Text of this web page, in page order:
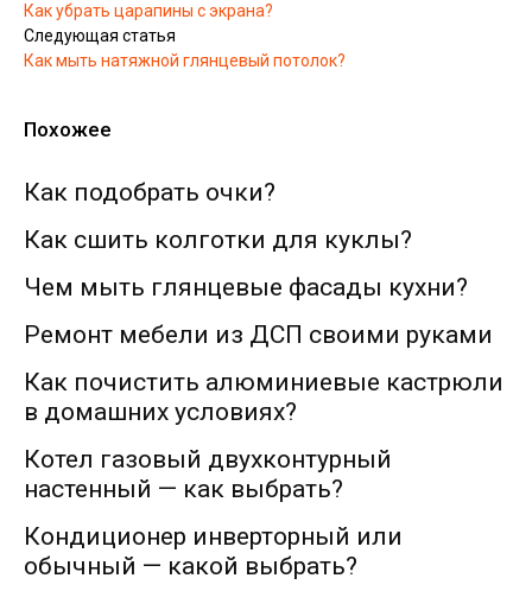
Как убрать царапины с экрана?
Следующая статья
Как мыть натяжной глянцевый потолок?
Похожее
Как подобрать очки?
Как сшить колготки для куклы?
Чем мыть глянцевые фасады кухни?
Ремонт мебели из ДСП своими руками
Как почистить алюминиевые кастрюли
в домашних условиях?
Котел газовый двухконтурный
настенный — как выбрать?
Кондиционер инверторный или
обычный — какой выбрать?